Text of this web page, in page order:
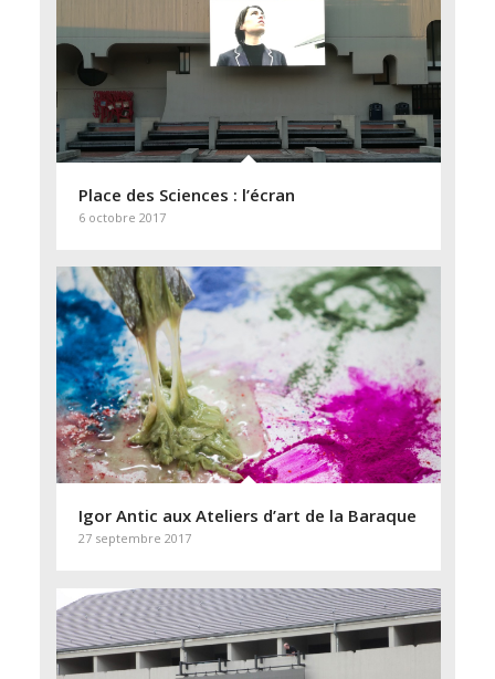
Place des Sciences : l’écran
6 octobre 2017
Igor Antic aux Ateliers d’art de la Baraque
27 septembre 2017